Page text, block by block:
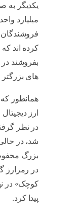
یکدیگر به
کرده اند که
بفروشند
های
همانطور
ارز
در نظر
شد، در
بزرگ
در رمزارز
کوچک» در
پیدا کرد.